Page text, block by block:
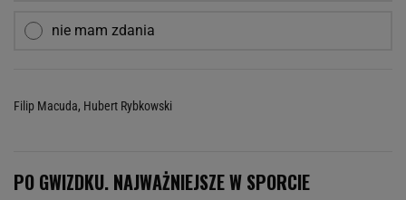
nie mam zdania
Filip Macuda, Hubert Rybkowski